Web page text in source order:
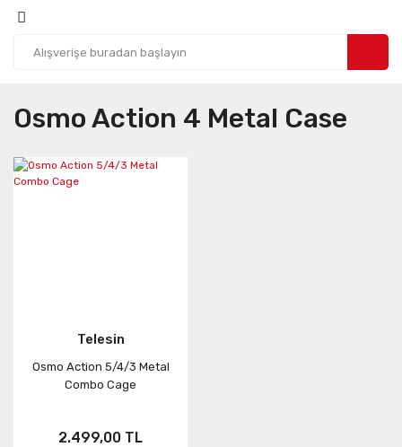
Osmo Action 4 Metal Case
Telesin
Osmo Action 5/4/3 Metal
Combo Cage
2.499,00 TL